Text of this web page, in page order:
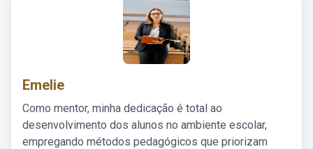
Emelie
Como mentor, minha dedicação é total ao
desenvolvimento dos alunos no ambiente escolar,
empregando métodos pedagógicos que priorizam